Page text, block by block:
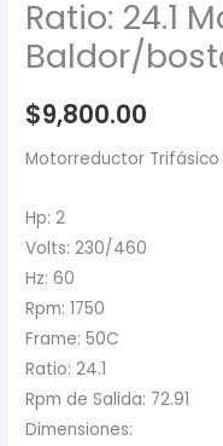
Ratio: 24.1
Baldor/
$9,800.00
Motorreductor Trifásico
Hp: 2
Volts: 230/460
Hz: 60
Rpm: 1750
Frame: 50C
Ratio: 24.1
Rpm de Salida: 72.91
Dimensiones: